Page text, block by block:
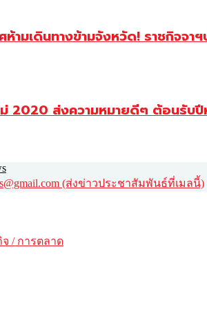
ห้ามเดินทางข้ามจังหวัด! ราชกิจจา
2020 ส่งความหมายดีๆ ต้อนรับ
(ส่งข่าวประชาสัมพันธ์ที่เมลนี้)
จ / การตลาด